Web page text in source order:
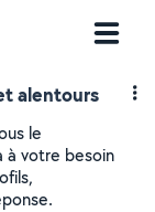
alentours
le
à votre besoin